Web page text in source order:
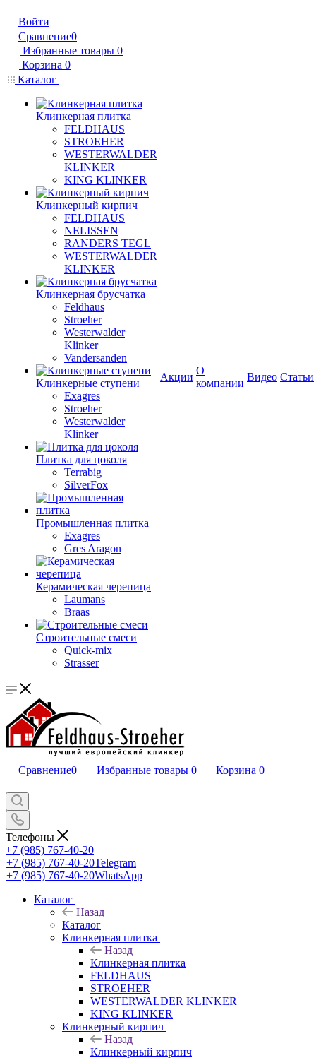
Войти
Сравнение0
Избранные товары 0
Корзина 0
Каталог
Клинкерная плитка
FELDHAUS
STROEHER
WESTERWALDER
KLINKER
KING KLINKER
Клинкерный кирпич
FELDHAUS
NELISSEN
RANDERS TEGL
WESTERWALDER
KLINKER
Клинкерная брусчатка
Feldhaus
Stroeher
Westerwalder
Klinker
Vandersanden
Клинкерные ступени
Exagres
Stroeher
Westerwalder
Klinker
Плитка для цоколя
Terrabig
SilverFox
Промышленная плитка
Exagres
Gres Aragon
Керамическая черепица
Laumans
Braas
Строительные смеси
Quick-mix
Strasser
Акции
О
компании
Видео Статьи
Сравнение0 Избранные товары 0 Корзина 0
Телефоны
+7 (985) 767-40-20
+7 (985) 767-40-20Telegram
+7 (985) 767-40-20WhatsApp
Каталог
Назад
Каталог
Клинкерная плитка
Назад
Клинкерная плитка
FELDHAUS
STROEHER
WESTERWALDER KLINKER
KING KLINKER
Клинкерный кирпич
Назад
Клинкерный кирпич